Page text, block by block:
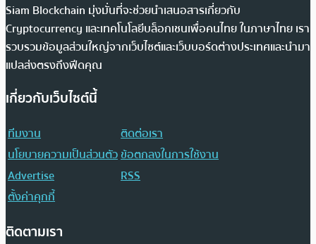
Siam Blockchain มุ่งมั่นที่จะช่วยนำเสนอสารเกี่ยวกับ
Cryptocurrency และเทคโนโลยีบล็อกเชนเพื่อคนไทย ในภาษาไทย เรา
รวบรวมข้อมูลส่วนใหญ่จากเว็บไซต์และเว็บบอร์ดต่างประเทศและนำมา
แปลส่งตรงถึงฟีดคุณ
เกี่ยวกับเว็บไซต์นี้
ทีมงาน
ติดต่อเรา
นโยบายความเป็นส่วนตัวข้อตกลงในการใช้งาน
Advertise
RSS
ตั้งค่าคุกกี้
ติดตามเรา